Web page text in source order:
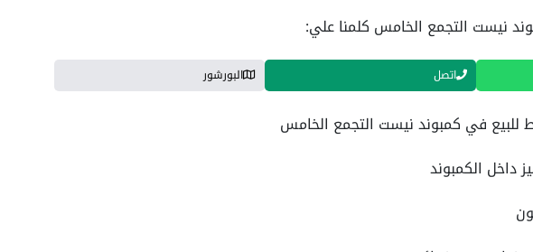
نيست التجمع الخامس كلمنا علي:
اتصل البورشور
الكمبوند